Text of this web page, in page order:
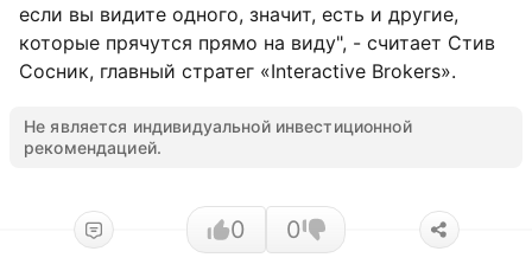
если вы видите одного, значит, есть и другие,
которые прячутся прямо на виду", - считает Стив
Сосник, главный стратег «Interactive Brokers».
Не является индивидуальной инвестиционной
рекомендацией.
0 0